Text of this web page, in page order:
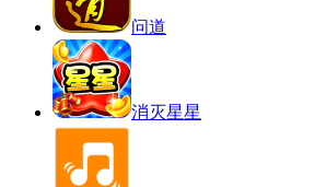
问道
消灭星星